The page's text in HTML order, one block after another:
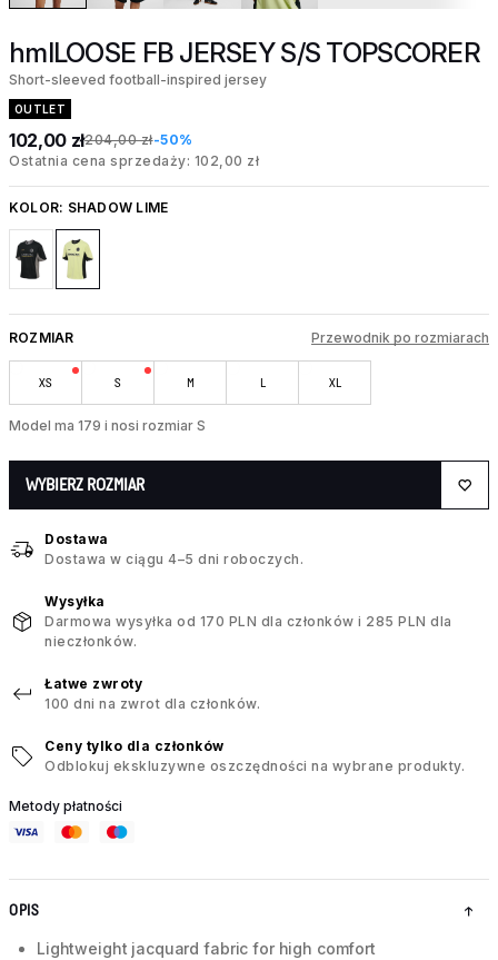
hmlLOOSE FB JERSEY S/S TOPSCORER
Short-sleeved football-inspired jersey
OUTLET
102,00 zł204,00 zł-50%
Ostatnia cena sprzedaży: 102,00 zł
KOLOR: SHADOW LIME
ROZMIAR Przewodnik po rozmiarach
XS S M L XL
Model ma 179 i nosi rozmiar S
WYBIERZ ROZMIAR
Dostawa
Dostawa w ciągu 4–5 dni roboczych.
Wysyłka
Darmowa wysyłka od 170 PLN dla członków i 285 PLN dla
nieczłonków.
Łatwe zwroty
100 dni na zwrot dla członków.
Ceny tylko dla członków
Odblokuj ekskluzywne oszczędności na wybrane produkty.
Metody płatności
OPIS
Lightweight jacquard fabric for high comfort